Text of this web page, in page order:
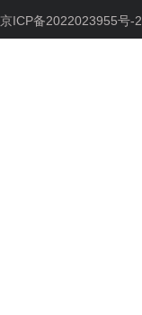
京ICP备2022023955号-2